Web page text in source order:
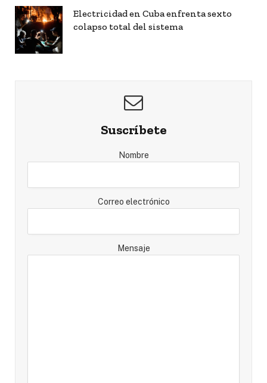
Electricidad en Cuba enfrenta sexto
colapso total del sistema
Suscríbete
Nombre
Correo electrónico
Mensaje